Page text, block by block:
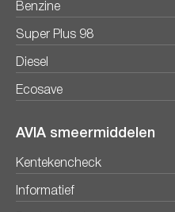
Benzine
Super Plus 98
Diesel
Ecosave
AVIA smeermiddelen
Kentekencheck
Informatief